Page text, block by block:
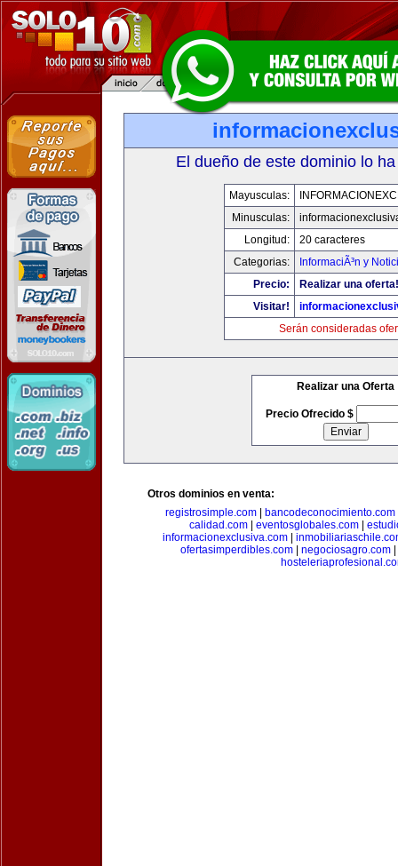
El dueño de este dominio lo
Mayusculas:
Minusculas:
Longitud:
20 caracteres
Categorias:
InformaciÃ³n y
Precio:
Realizar una oferta!
Visitar!
Serán consideradas
Realizar una Oferta
Precio Ofrecido $
Otros dominios en venta:
registrosimple.com
bancodeconocimiento.com
calidad.com
eventosglobales.com
informacionexclusiva.com|
ofertasimperdibles.com
negociosagro.com